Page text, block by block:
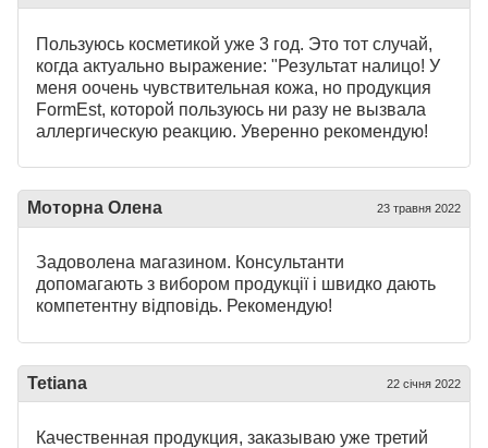
Пользуюсь косметикой уже 3 год. Это тот случай,
когда актуально выражение: "Результат налицо! У
меня оочень чувствительная кожа, но продукция
FormEst, которой пользуюсь ни разу не вызвала
аллергическую реакцию. Уверенно рекомендую!
Моторна Олена 23 травня 2022
Задоволена магазином. Консультанти
допомагають з вибором продукції і швидко дають
компетентну відповідь. Рекомендую!
Tetiana 22 січня 2022
Качественная продукция, заказываю уже третий